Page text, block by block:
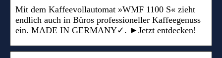
Mit dem Kaffeevollautomat »WMF 1100 S« zieht
endlich auch in Büros professioneller Kaffeegenuss
ein. MADE IN GERMANY✓. ►Jetzt entdecken!